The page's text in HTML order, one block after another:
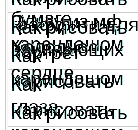
бумаге
карандашом
Эльзу из мф
Холодное
сердце
граффити для
начинающих
Как рисовать
портрет
карандашом
Как
нарисовать
глаза
Как
нарисовать
Как рисовать